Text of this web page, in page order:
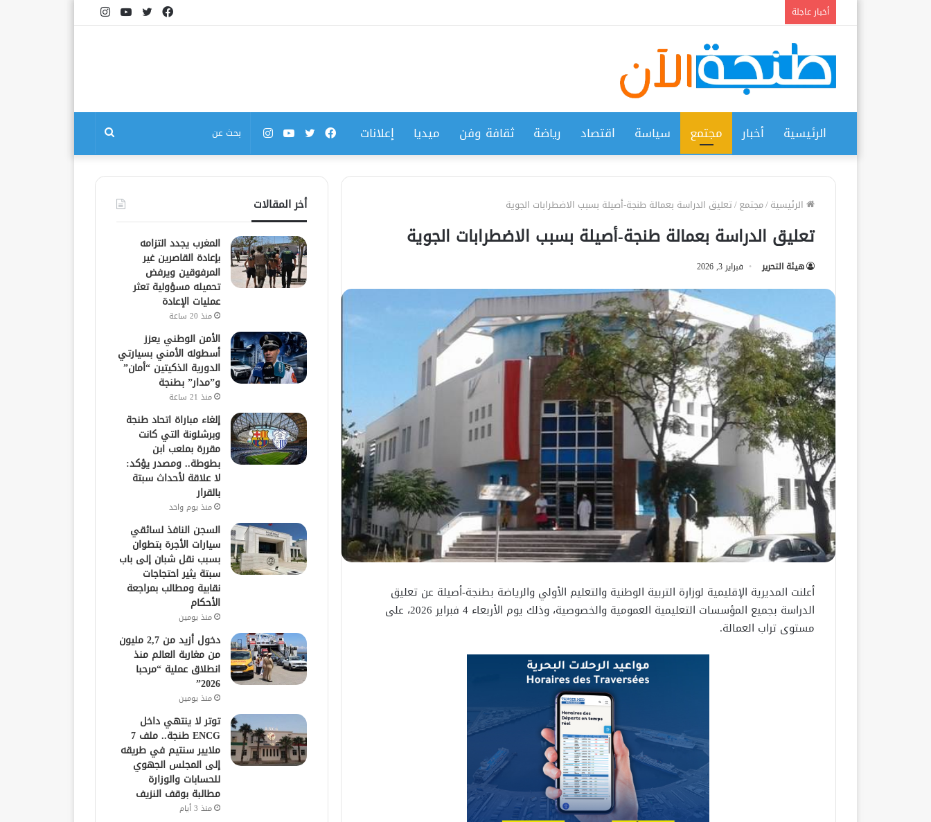
أخبار عاجلة انستقراميوتيوبتويتر
فيسبوك
الرئيسية أخبار مجتمع سياسة اقتصاد رياضة ثقافة وفن ميديا إعلانات بحث
عن
انستقراميوتيوبتويتر
فيسبوك
الرئيسية/مجتمع/تعليق الدراسة بعمالة طنجة-أصيلة بسبب الاضطرابات الجوية
تعليق الدراسة بعمالة طنجة-أصيلة بسبب الاضطرابات الجوية
هيئة التحرير فبراير 3, 2026
أعلنت المديرية الإقليمية لوزارة التربية الوطنية والتعليم الأولي والرياضة بطنجة-أصيلة عن تعليق
الدراسة بجميع المؤسسات التعليمية العمومية والخصوصية، وذلك يوم الأربعاء 4 فبراير 2026، على
مستوى تراب العمالة.
أخر المقالات
المغرب يجدد التزامه
بإعادة القاصرين غير
المرفوقين ويرفض
تحميله مسؤولية تعثر
عمليات الإعادة
منذ 20 ساعة
الأمن الوطني يعزز
أسطوله الأمني بسيارتي
الدورية الذكيتين “أمان”
و”مدار” بطنجة
منذ 21 ساعة
إلغاء مباراة اتحاد طنجة
وبرشلونة التي كانت
مقررة بملعب ابن
بطوطة.. ومصدر يؤكد:
لا علاقة لأحداث سبتة
بالقرار
منذ يوم واحد
السجن النافذ لسائقي
سيارات الأجرة بتطوان
بسبب نقل شبان إلى باب
سبتة يثير احتجاجات
نقابية ومطالب بمراجعة
الأحكام
منذ يومين
دخول أزيد من 2,7 مليون
من مغاربة العالم منذ
انطلاق عملية “مرحبا
2026”
منذ يومين
توتر لا ينتهي داخل
ENCG طنجة.. ملف 7
ملايير سنتيم في طريقه
إلى المجلس الجهوي
للحسابات والوزارة
مطالبة بوقف النزيف
منذ 3 أيام